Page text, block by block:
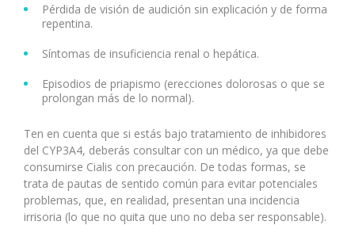
Pérdida de visión de audición sin explicación y de forma
repentina.
Síntomas de insuficiencia renal o hepática.
Episodios de priapismo (erecciones dolorosas o que se
prolongan más de lo normal).
Ten en cuenta que si estás bajo tratamiento de inhibidores
del CYP3A4, deberás consultar con un médico, ya que debe
consumirse Cialis con precaución. De todas formas, se
trata de pautas de sentido común para evitar potenciales
problemas, que, en realidad, presentan una incidencia
irrisoria (lo que no quita que uno no deba ser responsable).